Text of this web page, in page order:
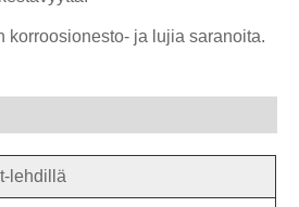
korroosionesto- ja lujia saranoita.
lehdillä